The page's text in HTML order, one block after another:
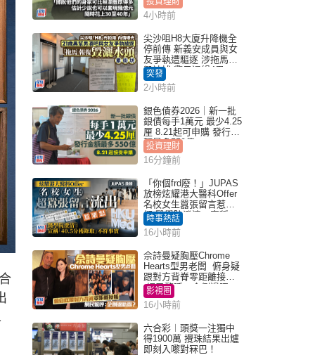
4小時前
尖沙咀H8大廈升降機全
停前傳 新義安成員與女
友爭執遭驅逐 涉拖馬刑
毀被捕 警另通緝4男
突發
2小時前
銀色債券2026｜新一批
銀債每手1萬元 最少4.25
厘 8.21起可申購 發行金
額最多550億
投資理財
16分鐘前
「你個frd廢！」JUPAS
放榜炫耀港大醫科Offer
名校女生囂張留言惹眾
怒 醫學院澄清：宣稱
「40.5分獲錄取」不符事
實｜Juicy叮
時事熱話
16小時前
佘詩曼疑胸壓Chrome
Hearts型男老闆 俯身疑
跟對方背脊零距離接觸
網民驚呼：企側邊唔
得？
影視圈
16小時前
六合彩︱頭獎一注獨中
得1900萬 攪珠結果出爐
即刻入嚟對冧巴！